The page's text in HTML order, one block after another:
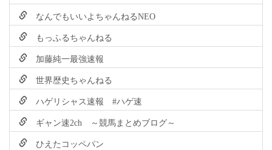
なんでもいいよちゃんねるNEO
もっふるちゃんねる
加藤純一最強速報
世界歴史ちゃんねる
ハゲリシャス速報 #ハゲ速
ギャン速2ch ～競馬まとめブログ～
ひえたコッペパン